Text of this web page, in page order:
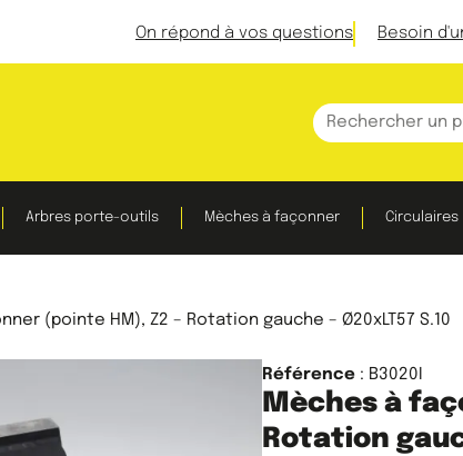
On répond à vos questions Besoin
Arbres porte-outils Mèches à façonner Circulaires
(pointe HM), Z2 – Rotation gauche – Ø20xLT57 S.10
Référence : B3020I
Mèches à
Rotation